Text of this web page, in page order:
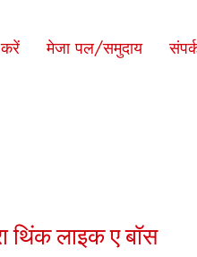
मेजा पल/समुदाय
थिंक लाइक ए बॉस